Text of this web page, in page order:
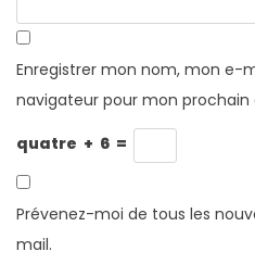
Enregistrer mon nom, mon e-
navigateur pour mon
quatre + 6 =
Prévenez-moi de tous les
mail.